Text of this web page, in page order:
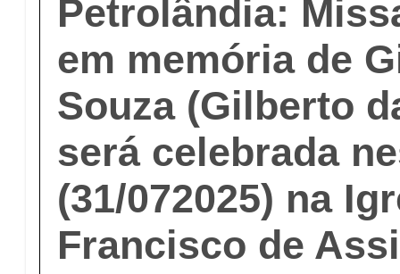
Petrolândia:
em memória de
Souza (Gilberto
será celebrada
(31/072025) na
Francisco de